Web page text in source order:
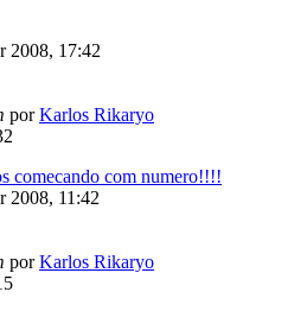
2008, 17:42
porKarlos Rikaryo
comecando com numero!!!!
2008, 11:42
porKarlos Rikaryo